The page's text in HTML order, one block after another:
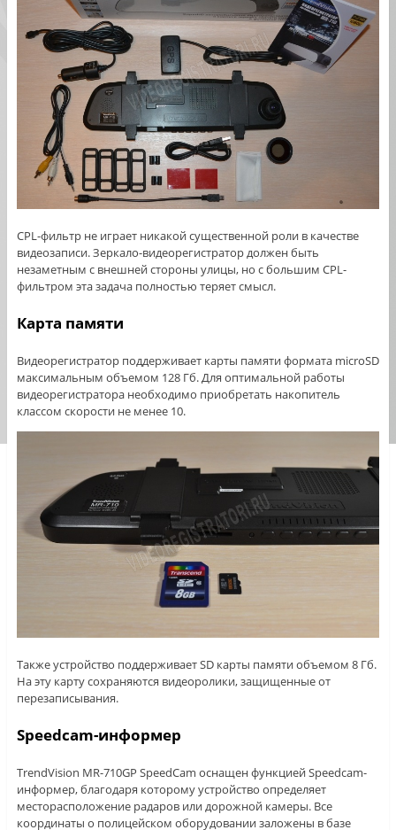
CPL-фильтр не играет никакой существенной роли в качестве
видеозаписи. Зеркало-видеорегистратор должен быть
незаметным с внешней стороны улицы, но с большим CPL-
фильтром эта задача полностью теряет смысл.
Карта памяти
Видеорегистратор поддерживает карты памяти формата microSD
максимальным объемом 128 Гб. Для оптимальной работы
видеорегистратора необходимо приобретать накопитель
классом скорости не менее 10.
Также устройство поддерживает SD карты памяти объемом 8 Гб.
На эту карту сохраняются видеоролики, защищенные от
перезаписывания.
Speedcam-информер
TrendVision MR-710GP SpeedCam оснащен функцией Speedcam-
информер, благодаря которому устройство определяет
месторасположение радаров или дорожной камеры. Все
координаты о полицейском оборудовании заложены в базе